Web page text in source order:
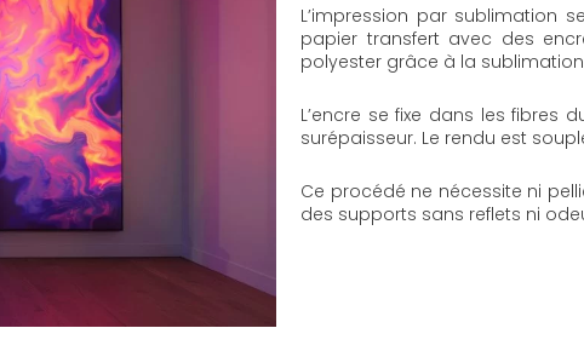
L’impression par sublimation
papier transfert avec des
polyester grâce à la
L’encre se fixe dans les fibres
surépaisseur. Le rendu est
Ce procédé ne nécessite ni
des supports sans reflets ni